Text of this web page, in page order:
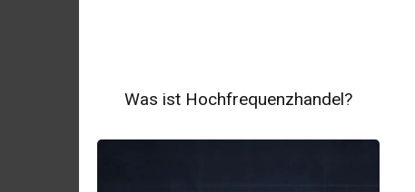
Was ist Hochfrequenzhandel?